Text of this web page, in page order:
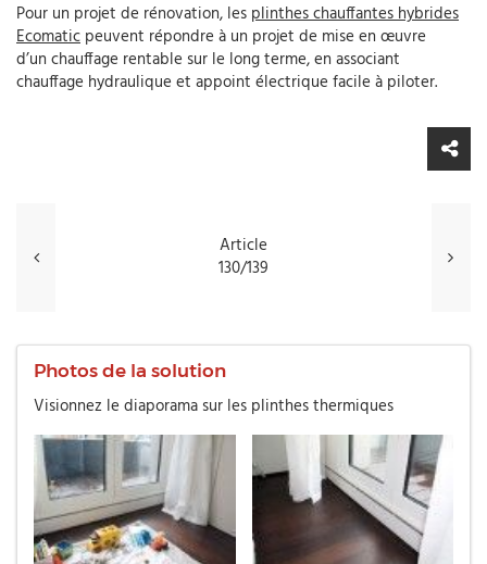
Pour un projet de rénovation, les plinthes chauffantes hybrides
Ecomatic peuvent répondre à un projet de mise en œuvre
d’un chauffage rentable sur le long terme, en associant
chauffage hydraulique et appoint électrique facile à piloter.
Article
130/139
Photos de la solution
Visionnez le diaporama sur les plinthes thermiques